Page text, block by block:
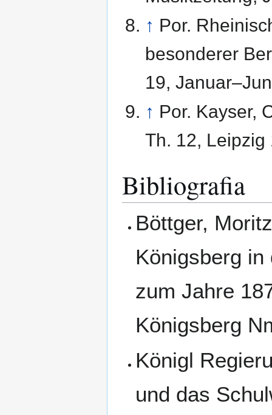
↑ Por.
besonderer
19,
↑ Por. Kayser,
Th. 12, Leipzig
Bibliografia
Böttger,
Königsberg in
zum Jahre
Königsberg
Königl
und das